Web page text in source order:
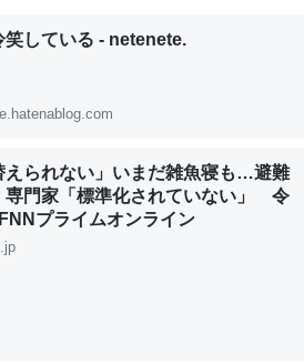
】昆虫学の大問題＝「昆虫はなぜ海にいないの
笑している - netenete.
えられない」いまだ雑魚寝も…避難
門家「標準化されていない」 令
プライムオンライン